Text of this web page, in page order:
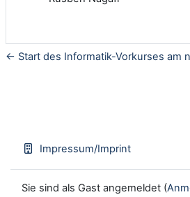
← Start des Informatik-Vorkurses am
Impressum/Imprint
Sie sind als Gast angemeldet (